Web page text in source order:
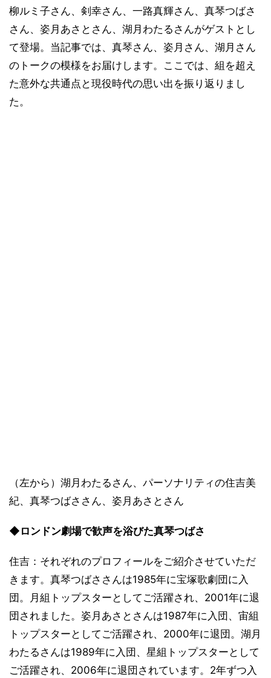
柳ルミ子さん、剣幸さん、一路真輝さん、真琴つばさ
さん、姿月あさとさん、湖月わたるさんがゲストとし
て登場。当記事では、真琴さん、姿月さん、湖月さん
のトークの模様をお届けします。ここでは、組を超え
た意外な共通点と現役時代の思い出を振り返りまし
た。
（左から）湖月わたるさん、パーソナリティの住吉美
紀、真琴つばささん、姿月あさとさん
◆ロンドン劇場で歓声を浴びた真琴つばさ
住吉：それぞれのプロフィールをご紹介させていただ
きます。真琴つばささんは1985年に宝塚歌劇団に入
団。月組トップスターとしてご活躍され、2001年に退
団されました。姿月あさとさんは1987年に入団、宙組
トップスターとしてご活躍され、2000年に退団。湖月
わたるさんは1989年に入団、星組トップスターとして
ご活躍され、2006年に退団されています。2年ずつ入